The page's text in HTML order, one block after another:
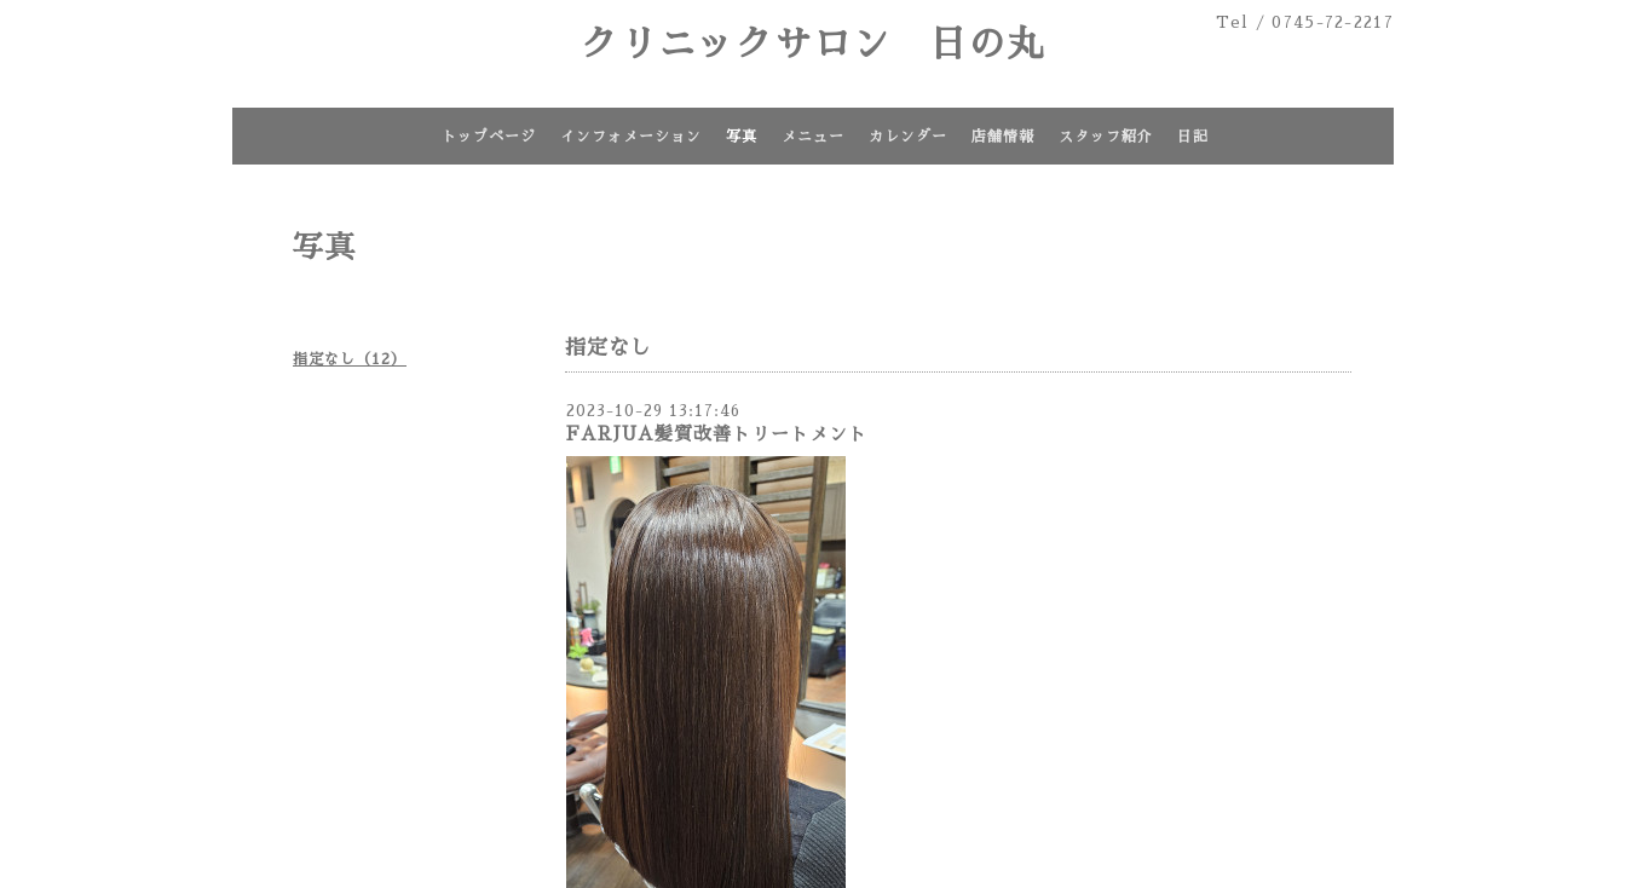
Tel /0745-72-2217
クリニックサロン 日の丸
トップページ インフォメーション 写真 メニュー カレンダー 店舗情報 スタッフ紹介 日記
指定なし（12）
写真
指定なし
2023-10-29 13:17:46
FARJUA髪質改善トリートメント